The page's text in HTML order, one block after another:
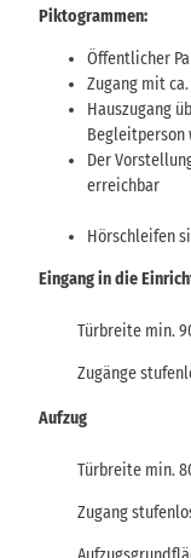
Piktogrammen:
Öffentlicher
Zugang mit
Hauszugang
Begleitperson
Der
erreichbar
Hörschleifen
Eingang in die
Türbreite min.
Zugänge
Aufzug
Türbreite min.
Zugang